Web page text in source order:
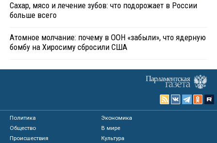
Сахар, мясо и лечение зубов: что подорожает в России
больше всего
Атомное молчание: почему в ООН «забыли», что ядерную
бомбу на Хиросиму сбросили США
Политика
Экономика
Общество
В мире
Происшествия
Культура